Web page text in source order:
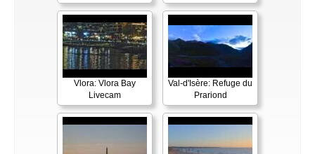
Vlora: Vlora Bay
Livecam
Val-d'Isère: Refuge du
Prariond